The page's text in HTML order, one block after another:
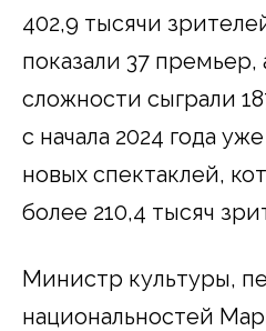
402,9 тысячи
показали 37
сложности сыграли
с начала 2024 года
новых спектаклей,
более 210,4 тысяч
Министр культуры,
национальностей